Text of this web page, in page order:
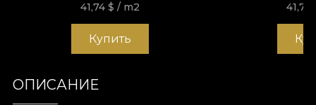
41,74$ / m2
Купить
41,74
ОПИСАНИЕ